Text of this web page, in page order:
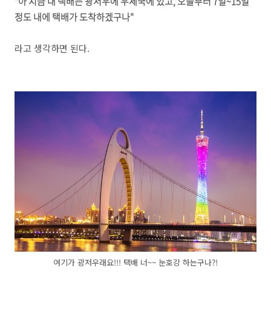
정도 내에 택배가 도착하겠구나"
라고 생각하면 된다.
여기가 광저우래요!!! 택배 너~~ 눈호강 하는구나?!